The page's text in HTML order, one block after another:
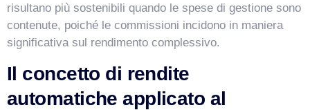
risultano più sostenibili quando le spese di gestione sono
contenute, poiché le commissioni incidono in maniera
significativa sul rendimento complessivo.
Il concetto di rendite
automatiche applicato al